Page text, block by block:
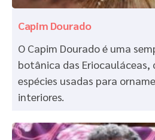
Capim Dourado
O Capim Dourado é uma
botânica das Eriocauláceas,
espécies usadas para
interiores.